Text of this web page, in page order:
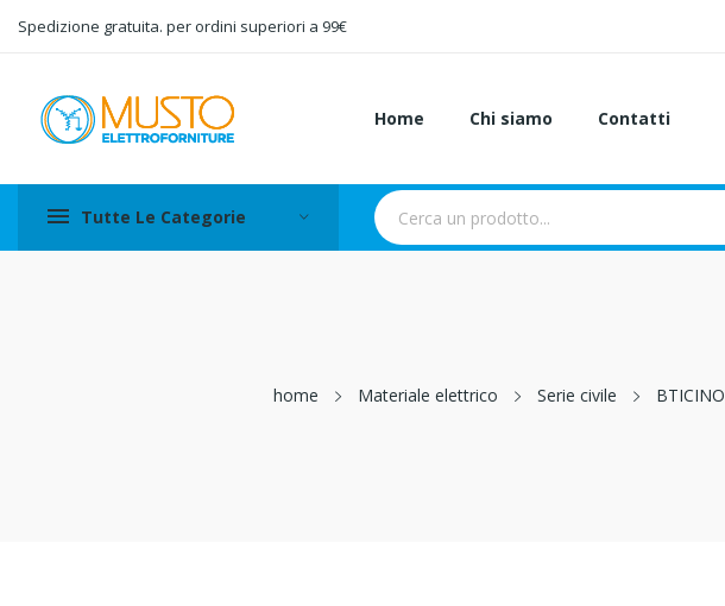
Spedizione gratuita. per ordini superiori a 99€
Home Chi siamo Contatti
Tutte Le Categorie
home Materiale elettrico Serie civile BTICINO